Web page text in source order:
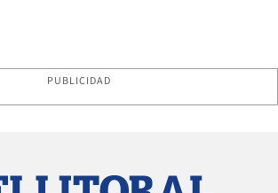
PUBLICIDAD